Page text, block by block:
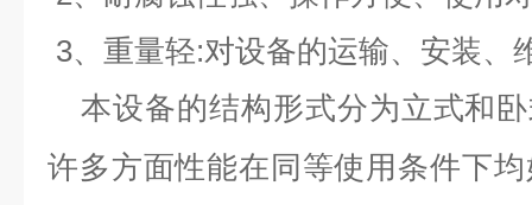
3、重量轻:对设备的运输、安装、
本设备的结构形式分为立式和
许多方面性能在同等使用条件下